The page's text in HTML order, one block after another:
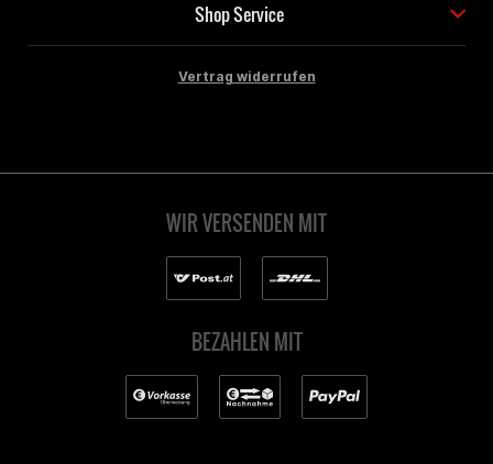
Shop Service
Vertrag widerrufen
WIR VERSENDEN MIT
BEZAHLEN MIT